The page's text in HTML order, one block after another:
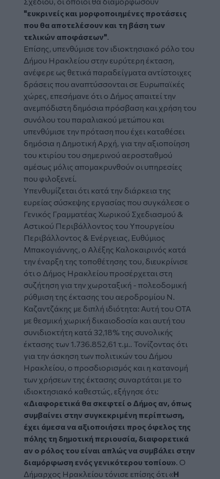
"ευκρινείς και μορφοποιημένες προτάσεις
που θα αποτελέσουν και τη βάση των
τελικών αποφάσεων"
Επίσης, υπενθύμισε τον ιδιοκτησιακό ρόλο του
Δήμου Ηρακλείου στην ευρύτερη έκταση,
ανέφερε ως θετικά παραδείγματα αντίστοιχες
δράσεις που αναπτύσσονται σε Ευρωπαϊκές
χώρες, επεσήμανε ότι ο Δήμος απαιτεί την
ανεμπόδιστη δημόσια πρόσβαση και χρήση του
συνόλου του παραλιακού μετώπου και
υπενθύμισε την πρόταση που έχει καταθέσει
δημόσια η Δημοτική Αρχή, για την αξιοποίηση
του κτιρίου του σημερινού αεροσταθμού
αμέσως μόλις απομακρυνθούν οι υπηρεσίες
που φιλοξενεί.
Υπενθυμίζεται ότι κατά την διάρκεια της
ευρείας σύσκεψης εργασίας που συγκάλεσε ο
Γενικός Γραμματέας Χωρικού Σχεδιασμού &
Αστικού Περιβάλλοντος του Υπουργείου
Περιβάλλοντος & Ενέργειας, Ευθύμιος
Μπακογιάννης, ο Αλέξης Καλοκαιρινός κατά
την έναρξη της τοποθέτησης του, διευκρίνισε
ότι ο Δήμος Ηρακλείου προσέρχεται στη
συζήτηση για την χωροταξική - πολεοδομική
ρύθμιση της έκτασης του αεροδρομίου Ν.
Καζαντζάκης με διπλή ιδιότητα: Αυτή του ΟΤΑ
με θεσμική χωρική δικαιοδοσία και αυτή του
συνιδιοκτήτη κατά 32,18% της συνολικής
έκτασης των 1.736.852,61 τ.μ.. Τονίζοντας ότι
για την άσκηση των πολιτικών του Δήμου
Ηρακλείου, ο προσδιορισμός και η κατανομή
των χρήσεων της έκτασης συναρτάται με το
ιδιοκτησιακό καθεστώς, εξήγησε ότι:
«Διαφορετικά θα σκεφτεί ο Δήμος αν, όπως
συμβαίνει στην συγκεκριμένη περίπτωση,
έχει άμεσα να αξιοποιήσει προς όφελος της
πόλης τη δημοτική περιουσία, διαφορετικά
αν ο ρόλος του είναι απλώς να συμβάλει στην
διαμόρφωση ενός γενικότερου τοπίου» . Ο
Δήμαρχος Ηρακλείου τόνισε επίσης ότι «Η